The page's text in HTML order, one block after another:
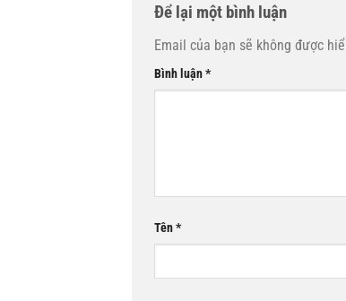
Để lại một bình luận
Email của bạn sẽ không được
Bình luận*
Tên*